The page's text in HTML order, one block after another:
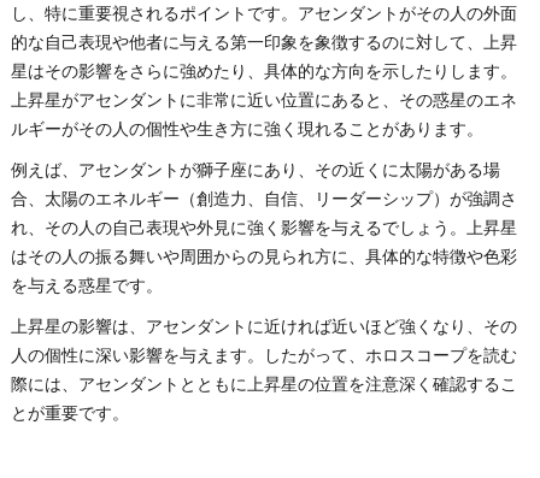
し、特に重要視されるポイントです。アセンダントがその人の外面
的な自己表現や他者に与える第一印象を象徴するのに対して、上昇
星はその影響をさらに強めたり、具体的な方向を示したりします。
上昇星がアセンダントに非常に近い位置にあると、その惑星のエネ
ルギーがその人の個性や生き方に強く現れることがあります。
例えば、アセンダントが獅子座にあり、その近くに太陽がある場
合、太陽のエネルギー（創造力、自信、リーダーシップ）が強調さ
れ、その人の自己表現や外見に強く影響を与えるでしょう。上昇星
はその人の振る舞いや周囲からの見られ方に、具体的な特徴や色彩
を与える惑星です。
上昇星の影響は、アセンダントに近ければ近いほど強くなり、その
人の個性に深い影響を与えます。したがって、ホロスコープを読む
際には、アセンダントとともに上昇星の位置を注意深く確認するこ
とが重要です。